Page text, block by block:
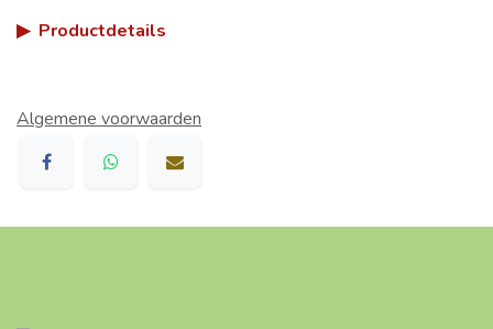
▶ Productdetails
Algemene voorwaarden